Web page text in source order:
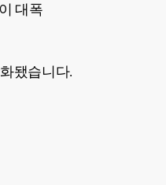
대폭
됐습니다.